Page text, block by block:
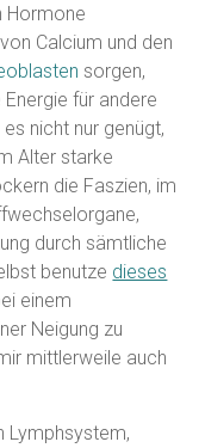
Hormone
Calcium und den
sorgen,
für andere
nicht nur genügt,
Alter starke
die Faszien, im
durch sämtliche
benutze dieses
einem
Neigung zu
mittlerweile auch
Lymphsystem,